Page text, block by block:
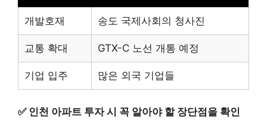
개발호재 송도 국제사회의 청사진
교통 확대 GTX-C 노선 개통 예정
기업 입주 많은 외국 기업들
✅ 인천 아파트 투자 시 꼭 알아야 할 장단점을 확인